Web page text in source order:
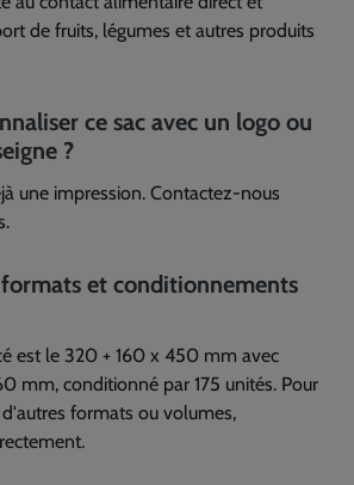
de fruits, légumes et autres produits
ce sac avec un logo ou
?
une impression. Contactez-nous
et conditionnements
est le 320 + 160 x 450 mm avec
mm, conditionné par 175 unités. Pour
formats ou volumes,